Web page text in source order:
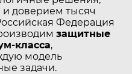
доверием тысяч
Федерация
защитные
класса,
модель
задачи.